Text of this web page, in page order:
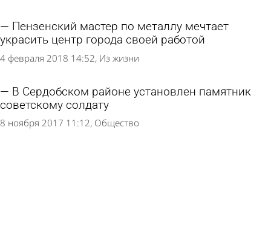
Пензенский мастер по металлу мечтает
украсить центр города своей работой
4 февраля 2018 14:52 Из жизни
В Сердобском районе установлен памятник
советскому солдату
8 ноября 2017 11:12 Общество